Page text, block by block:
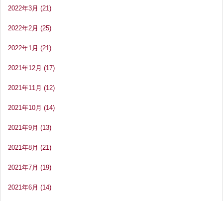
2022年3月 (21)
2022年2月 (25)
2022年1月 (21)
2021年12月 (17)
2021年11月 (12)
2021年10月 (14)
2021年9月 (13)
2021年8月 (21)
2021年7月 (19)
2021年6月 (14)